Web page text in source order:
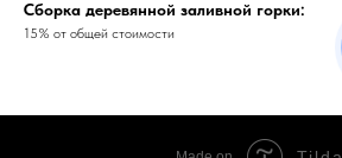
Сборка деревянной заливной горки:
15% от общей стоимости